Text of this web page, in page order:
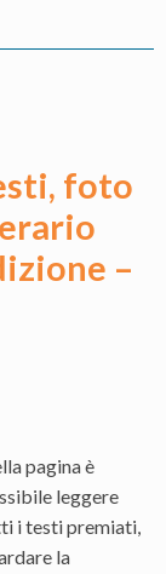
foto
–
pagina è
leggere
i testi premiati,
la